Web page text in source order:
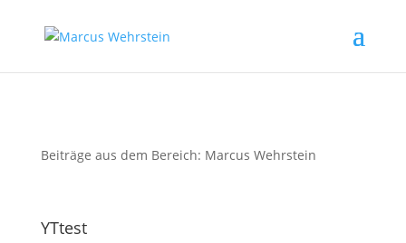
Beiträge aus dem Bereich: Marcus Wehrstein
YTtest